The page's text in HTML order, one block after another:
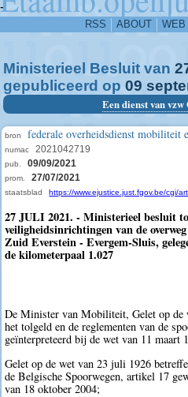
-
RSS ABOUT WEB
Ministerieel Besluit van
gepubliceerd op 09
Een dienst van vzw
bron federale overheidsdienst mobiliteit
numac 2021042719
pub. 09/09/2021
prom. 27/07/2021
staatsblad https://www.ejustice.just.fgov.be/cgi/
27 JULI 2021. - Ministerieel besluit
veiligheidsinrichtingen van de
Zuid Everstein - Evergem-Sluis,
de kilometerpaal 1.027
De Minister van Mobiliteit, Gelet op de
het tolgeld en de reglementen van de
geïnterpreteerd bij de wet van 11 maart
Gelet op de wet van 23 juli 1926
de Belgische Spoorwegen, artikel 17
van 18 oktober 2004;